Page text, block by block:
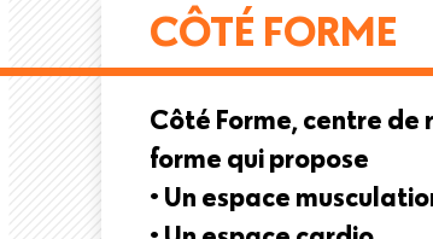
CÔTÉ FORME
Côté Forme, centre de
forme qui propose
• Un espace